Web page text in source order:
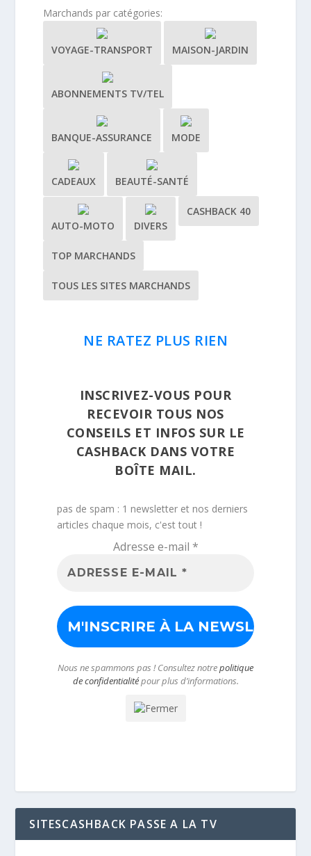
Marchands par catégories:
VOYAGE-TRANSPORT MAISON-JARDIN
ABONNEMENTS TV/TEL
BANQUE-ASSURANCE MODE
CADEAUX BEAUTÉ-SANTÉ
AUTO-MOTO DIVERS
CASHBACK 40
TOP MARCHANDS
TOUS LES SITES MARCHANDS
NE RATEZ PLUS RIEN
INSCRIVEZ-VOUS POUR
RECEVOIR TOUS NOS
CONSEILS ET INFOS SUR LE
CASHBACK DANS VOTRE
BOÎTE MAIL.
pas de spam : 1 newsletter et nos derniers
articles chaque mois, c'est tout !
Adresse e-mail *
Nous ne spammons pas ! Consultez notrepolitique
de confidentialitépour plus d’informations.
SITESCASHBACK PASSE A LA TV